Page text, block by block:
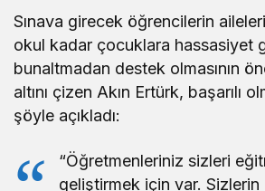
Sınava girecek öğrencilerin
okul kadar çocuklara hassasiyet
bunaltmadan destek olmasının
altını çizen Akın Ertürk, başarılı
şöyle açıkladı:
“Öğretmenleriniz sizleri
geliştirmek için var. Sizlerin